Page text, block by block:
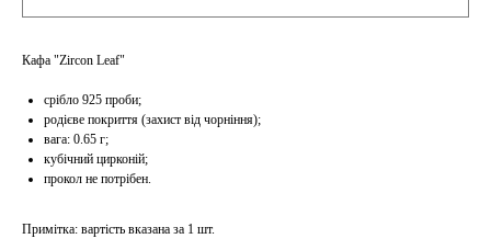
Кафа "Zircon Leaf"
срібло 925 проби;
родієве покриття (захист від чорніння);
вага: 0.65 г;
кубічний цирконій;
прокол не потрібен.
Примітка: вартість вказана за 1 шт.